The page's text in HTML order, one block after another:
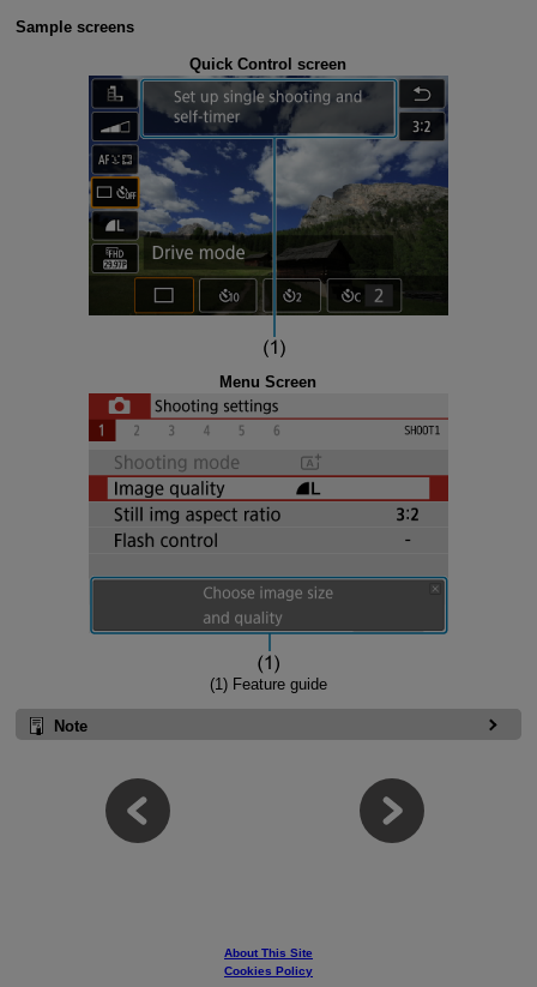
Sample screens
Quick Control screen
Menu Screen
(1) Feature guide
Note
About This Site
Cookies Policy